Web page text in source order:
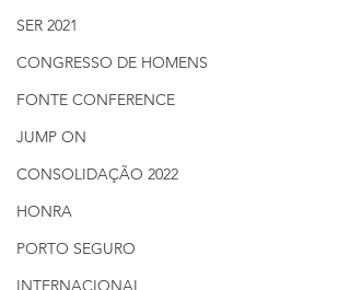
SER 2021
CONGRESSO DE HOMENS
FONTE CONFERENCE
JUMP ON
CONSOLIDAÇÃO 2022
HONRA
PORTO SEGURO
INTERNACIONAL